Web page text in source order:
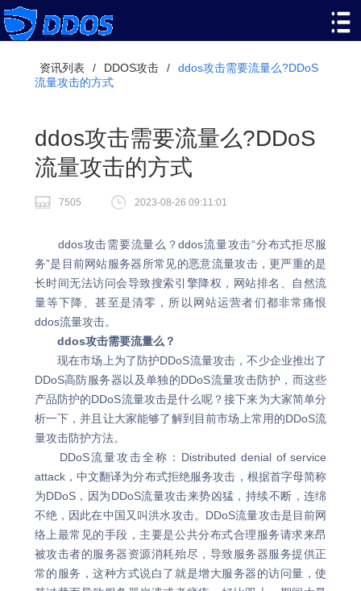
资讯列表 / DDOS攻击 /
ddos攻击需要流量么?DDoS
流量攻击的方式
ddos攻击需要流量么?DDoS
流量攻击的方式
7505 2023-08-26 09:11:01
ddos攻击需要流量么？ddos流量攻击“分布式拒尽服
务”是目前网站服务器所常见的恶意流量攻击，更严重的是
长时间无法访问会导致搜索引擎降权，网站排名、自然流
量等下降、甚至是清零，所以网站运营者们都非常痛恨
ddos流量攻击。
ddos攻击需要流量么？
现在市场上为了防护DDoS流量攻击，不少企业推出了
DDoS高防服务器以及单独的DDoS流量攻击防护，而这些
产品防护的DDoS流量攻击是什么呢？接下来为大家简单分
析一下，并且让大家能够了解到目前市场上常用的DDoS流
量攻击防护方法。
DDoS流量攻击全称：Distributed denial of service
attack，中文翻译为分布式拒绝服务攻击，根据首字母简称
为DDoS，因为DDoS流量攻击来势凶猛，持续不断，连绵
不绝，因此在中国又叫洪水攻击。DDoS流量攻击是目前网
络上最常见的手段，主要是公共分布式合理服务请求来昂
被攻击者的服务器资源消耗殆尽，导致服务器服务提供正
常的服务，这种方式说白了就是增大服务器的访问量，使